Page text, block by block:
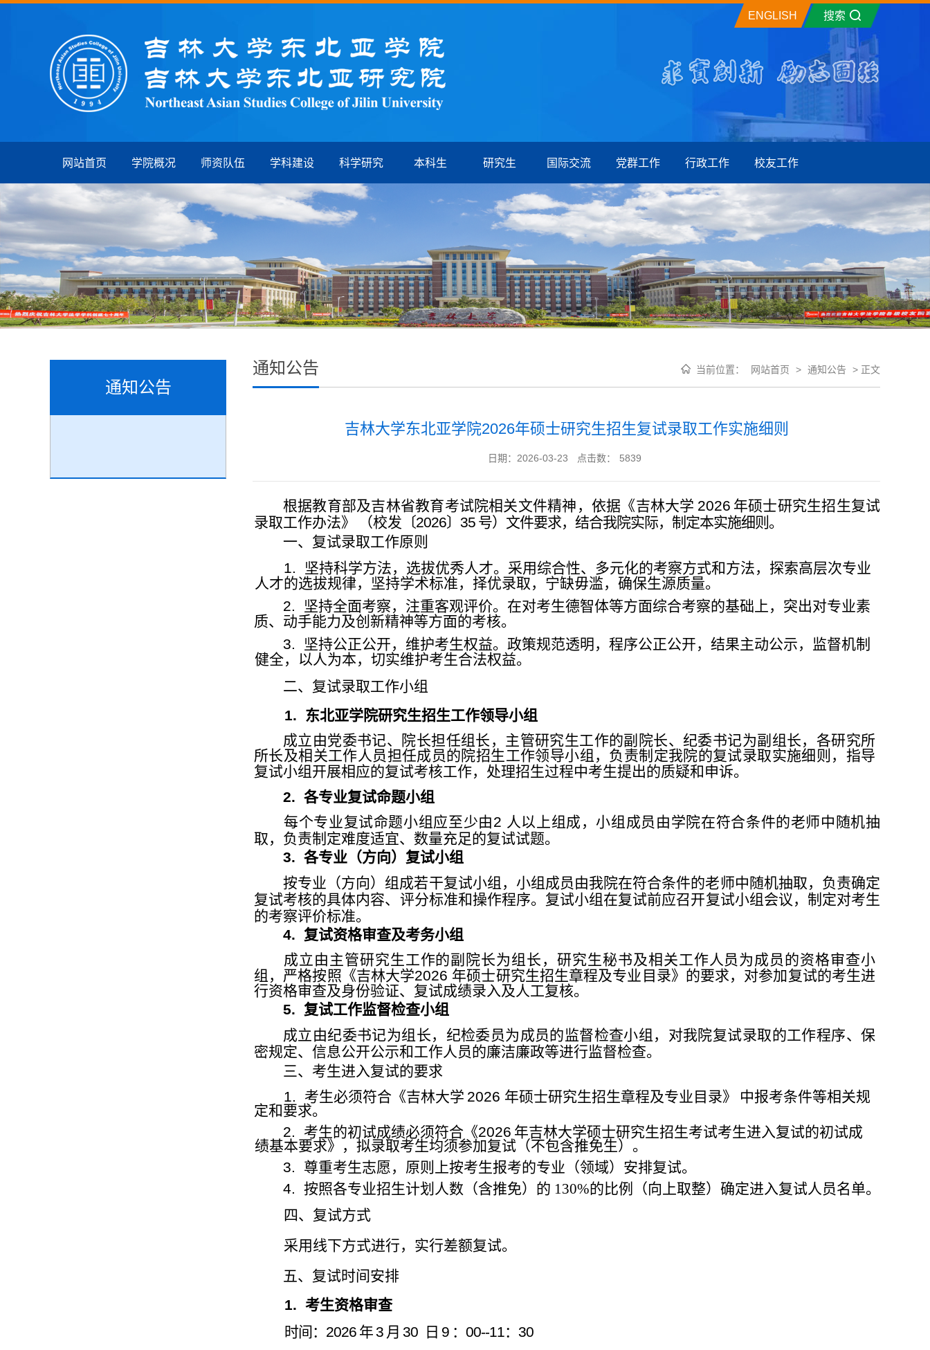
ENGLISH 搜索
网站首页 学院概况 师资队伍 学科建设 科学研究 本科生 研究生 国际交流 党群工作 行政工作 校友工作
通知公告
通知公告 当前位置： 网站首页 > 通知公告 > 正文
吉林大学东北亚学院2026年硕士研究生招生复试录取工作实施细则
日期：2026-03-23 点击数： 5839
根据教育部及吉林省教育考试院相关文件精神，依据《吉林大学 2026 年硕士研究生招生复试
录取工作办法》 （校发 〔2026〕 35 号）文件要求，结合我院实际，制定本实施细则。
一、复试录取工作原则
1. 坚持科学方法，选拔优秀人才。采用综合性、多元化的考察方式和方法，探索高层次专业
人才的选拔规律，坚持学术标准，择优录取，宁缺毋滥，确保生源质量。
2. 坚持全面考察，注重客观评价。在对考生德智体等方面综合考察的基础上，突出对专业素
质、动手能力及创新精神等方面的考核。
3. 坚持公正公开，维护考生权益。政策规范透明，程序公正公开，结果主动公示，监督机制
健全，以人为本，切实维护考生合法权益。
二、复试录取工作小组
1. 东北亚学院研究生招生工作领导小组
成立由党委书记、院长担任组长，主管研究生工作的副院长、纪委书记为副组长，各研究所
所长及相关工作人员担任成员的院招生工作领导小组，负责制定我院的复试录取实施细则，指导
复试小组开展相应的复试考核工作，处理招生过程中考生提出的质疑和申诉。
2. 各专业复试命题小组
每个专业复试命题小组应至少由2 人以上组成，小组成员由学院在符合条件的老师中随机抽
取，负责制定难度适宜、 数量充足的复试试题。
3. 各专业（方向）复试小组
按专业（方向）组成若干复试小组，小组成员由我院在符合条件的老师中随机抽取，负责确定
复试考核的具体内容、 评分标准和操作程序。复试小组在复试前应召开复试小组会议，制定对考生
的考察评价标准。
4. 复试资格审查及考务小组
成立由主管研究生工作的副院长为组长，研究生秘书及相关工作人员为成员的资格审查小
组，严格按照《吉林大学2026 年硕士研究生招生章程及专业目录》的要求，对参加复试的考生进
行资格审查及身份验证、复试成绩录入及人工复核。
5. 复试工作监督检查小组
成立由纪委书记为组长，纪检委员为成员的监督检查小组，对我院复试录取的工作程序、保
密规定、信息公开公示和工作人员的廉洁廉政等进行监督检查。
三、考生进入复试的要求
1. 考生必须符合《吉林大学 2026 年硕士研究生招生章程及专业目录》
中报考条件等相关规
定和要求。
2. 考生的初试成绩必须符合《2026 年吉林大学硕士研究生招生考试考生进入复试的初试成
绩基本要求》，拟录取考生均须参加复试（不包含推免生）。
3. 尊重考生志愿，原则上按考生报考的专业（领域）安排复试。
4. 按照各专业招生计划人数（含推免）的 130%的比例（向上取整）确定进入复试人员名单。
四、复试方式
采用线下方式进行，实行差额复试。
五、复试时间安排
1. 考生资格审查
时间： 2026 年3 月 30 日 9 ： 00--11： 30